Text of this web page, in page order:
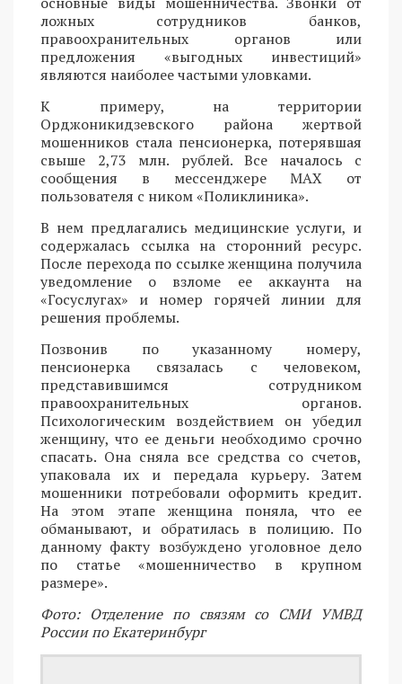
ложных сотрудников банков,
правоохранительных органов или
предложения «выгодных инвестиций»
являются наиболее частыми уловками.
К примеру, на территории
Орджоникидзевского района жертвой
мошенников стала пенсионерка, потерявшая
свыше 2,73 млн. рублей. Все началось с
сообщения в мессенджере MAX от
пользователя с ником «Поликлиника».
В нем предлагались медицинские услуги, и
содержалась ссылка на сторонний ресурс.
После перехода по ссылке женщина получила
уведомление о взломе ее аккаунта на
«Госуслугах» и номер горячей линии для
решения проблемы.
Позвонив по указанному номеру,
пенсионерка связалась с человеком,
представившимся сотрудником
правоохранительных органов.
Психологическим воздействием он убедил
женщину, что ее деньги необходимо срочно
спасать. Она сняла все средства со счетов,
упаковала их и передала курьеру. Затем
мошенники потребовали оформить кредит.
На этом этапе женщина поняла, что ее
обманывают, и обратилась в полицию. По
данному факту возбуждено уголовное дело
по статье «мошенничество в крупном
размере».
Фото: Отделение по связям со СМИ УМВД
России по Екатеринбург